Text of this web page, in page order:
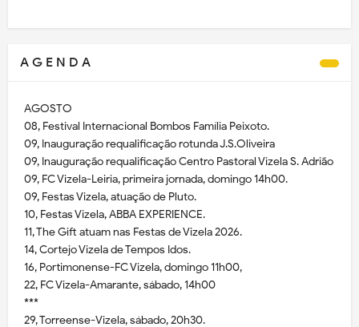
A G E N D A
AGOSTO
08, Festival Internacional Bombos Família Peixoto.
09, Inauguração requalificação rotunda J.S.Oliveira
09, Inauguração requalificação Centro Pastoral Vizela S. Adrião
09, FC Vizela-Leiria, primeira jornada, domingo 14h00.
09, Festas Vizela, atuação de Pluto.
10, Festas Vizela, ABBA EXPERIENCE.
11, The Gift atuam nas Festas de Vizela 2026.
14, Cortejo Vizela de Tempos Idos.
16, Portimonense-FC Vizela, domingo 11h00,
22, FC Vizela-Amarante, sábado, 14h00
***
29, Torreense-Vizela, sábado, 20h30.